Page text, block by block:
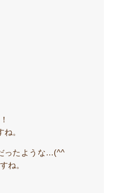
。
たような…(^^ゞ
すね。